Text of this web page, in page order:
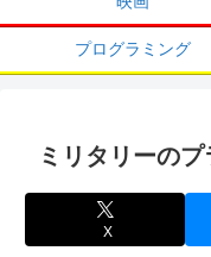
プログラミング
ミリタリーの
X